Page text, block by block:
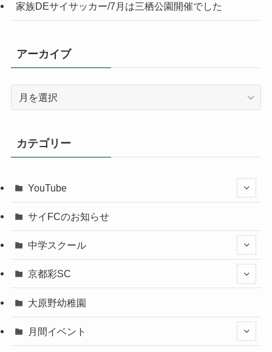
家族DEサイサッカー/7月は三栖公園開催でした
アーカイブ
ブ
カテゴリー
YouTube
サイFCのお知らせ
中学スクール
京都彩SC
大原野幼稚園
月間イベント